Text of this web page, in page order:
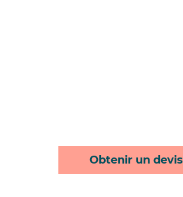
Obtenir un devis